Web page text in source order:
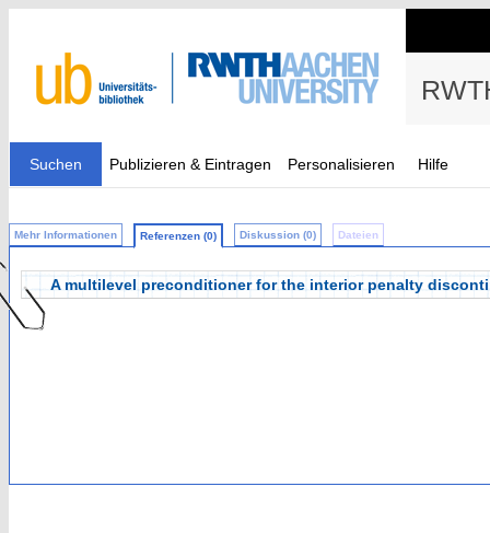
Suchen Publizieren & Eintragen Personalisieren Hilfe
Mehr Informationen Referenzen (0) Diskussion (0) Dateien
A multilevel preconditioner for the interior penalty